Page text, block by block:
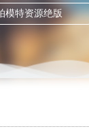
模特资源绝版